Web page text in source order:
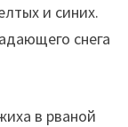
и синих.
снега
в рваной